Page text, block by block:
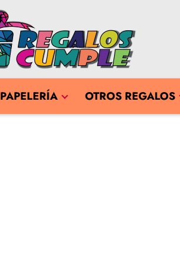
PAPELERÍA OTROS REGALOS